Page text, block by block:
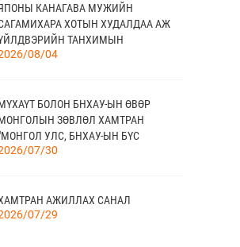
АРБИТРЫН ӨДӨР - 2026
УЛС - ТОРОНТО ХОТЫН БИЗНЕС
KOREA
КАНАГАВА МУЖИЙН
ХОТЫН ХУДАЛДАА АЖ
ТАНХИМЫН
МОНГОЛЫН
08/04
БОЛОН БНХАУ-ЫН ӨВӨР
ЗӨВЛӨЛ ХАМТРАН
УЛС, БНХАУ-ЫН БҮС
ЭДИЙН ЗАСАГ, ХАМТЫН
07/30
АЖИЛЛАХ САНАЛ
07/29